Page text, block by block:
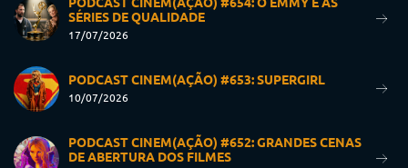
SÉRIES DE QUALIDADE
17/07/2026
PODCAST CINEM(AÇÃO) #653: SUPERGIRL
10/07/2026
PODCAST CINEM(AÇÃO) #652: GRANDES CENAS
DE ABERTURA DOS FILMES